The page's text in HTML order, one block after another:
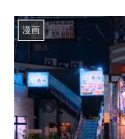
漫画